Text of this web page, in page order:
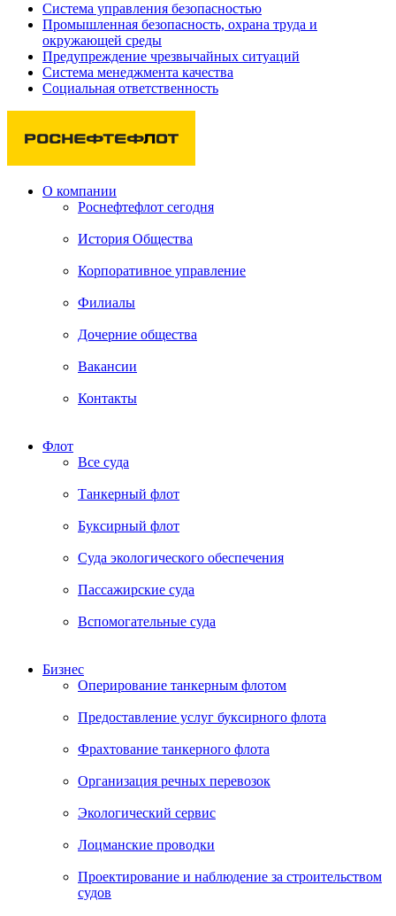
Система управления безопасностью
Промышленная безопасность, охрана труда и
окружающей среды
Предупреждение чрезвычайных ситуаций
Система менеджмента качества
Социальная ответственность
О компании
Роснефтефлот сегодня
История Общества
Корпоративное управление
Филиалы
Дочерние общества
Вакансии
Контакты
Флот
Все суда
Танкерный флот
Буксирный флот
Суда экологического обеспечения
Пассажирские суда
Вспомогательные суда
Бизнес
Оперирование танкерным флотом
Предоставление услуг буксирного флота
Фрахтование танкерного флота
Организация речных перевозок
Экологический сервис
Лоцманские проводки
Проектирование и наблюдение за строительством
судов